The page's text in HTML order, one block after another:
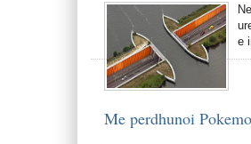
e
Me perdhunoi